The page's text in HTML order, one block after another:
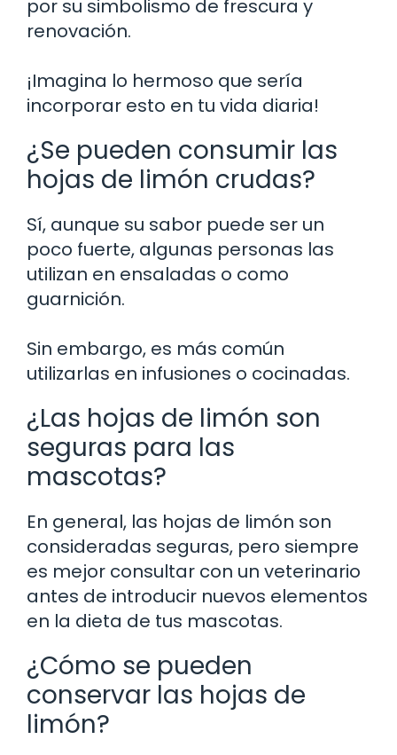
por su simbolismo de frescura y
renovación.
¡Imagina lo hermoso que sería
incorporar esto en tu vida diaria!
¿Se pueden consumir las
hojas de limón crudas?
Sí, aunque su sabor puede ser un
poco fuerte, algunas personas las
utilizan en ensaladas o como
guarnición.
Sin embargo, es más común
utilizarlas en infusiones o cocinadas.
¿Las hojas de limón son
seguras para las
mascotas?
En general, las hojas de limón son
consideradas seguras, pero siempre
es mejor consultar con un veterinario
antes de introducir nuevos elementos
en la dieta de tus mascotas.
¿Cómo se pueden
conservar las hojas de
limón?